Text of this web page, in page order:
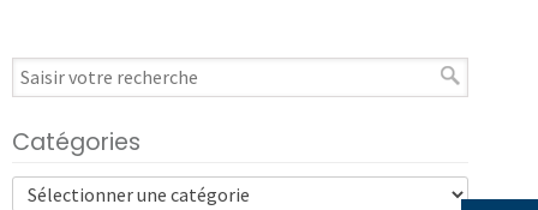
Catégories